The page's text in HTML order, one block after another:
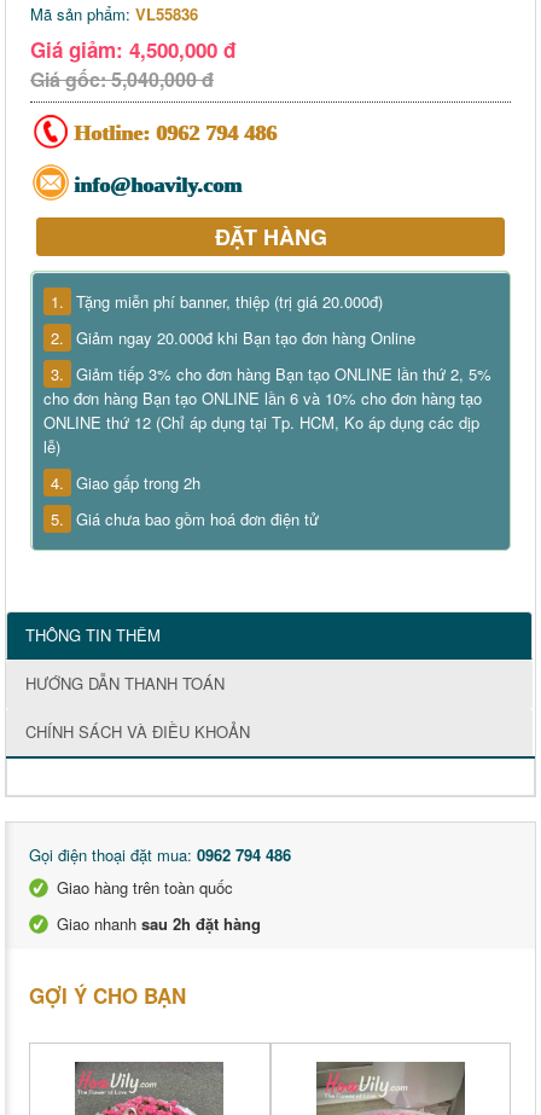
Mã sản phẩm: VL55836
Giá giảm: 4,500,000 đ
Giá gốc: 5,040,000 đ
Hotline: 0962 794 486
info@hoavily.com
ĐẶT HÀNG
1. Tặng miễn phí banner, thiệp (trị giá 20.000đ)
2. Giảm ngay 20.000đ khi Bạn tạo đơn hàng Online
3. Giảm tiếp 3% cho đơn hàng Bạn tạo ONLINE lần thứ 2, 5%
cho đơn hàng Bạn tạo ONLINE lần 6 và 10% cho đơn hàng tạo
ONLINE thứ 12 (Chỉ áp dụng tại Tp. HCM, Ko áp dụng các dịp
lễ)
4. Giao gấp trong 2h
5. Giá chưa bao gồm hoá đơn điện tử
THÔNG TIN THÊM
HƯỚNG DẪN THANH TOÁN
CHÍNH SÁCH VÀ ĐIỀU KHOẢN
Gọi điện thoại đặt mua: 0962 794 486
Giao hàng trên toàn quốc
Giao nhanh sau 2h đặt hàng
GỢI Ý CHO BẠN